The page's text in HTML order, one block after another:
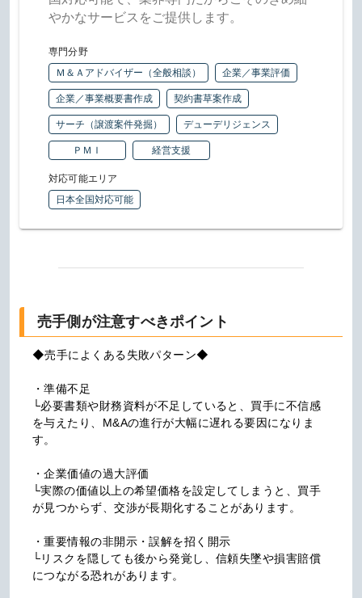
やかなサービスをご提供します。
専門分野
Ｍ＆Ａアドバイザー（全般相談）
企業／事業評価
企業／事業概要書作成 契約書草案作成
サーチ（譲渡案件発掘） デューデリジェンス
ＰＭＩ 経営支援
対応可能エリア
日本全国対応可能
売手側が注意すべきポイント
◆売手によくある失敗パターン◆
・準備不足
└必要書類や財務資料が不足していると、買手に不信感
を与えたり、M&Aの進行が大幅に遅れる要因になりま
す。
・企業価値の過大評価
└実際の価値以上の希望価格を設定してしまうと、買手
が見つからず、交渉が長期化することがあります。
・重要情報の非開示・誤解を招く開示
└リスクを隠しても後から発覚し、信頼失墜や損害賠償
につながる恐れがあります。